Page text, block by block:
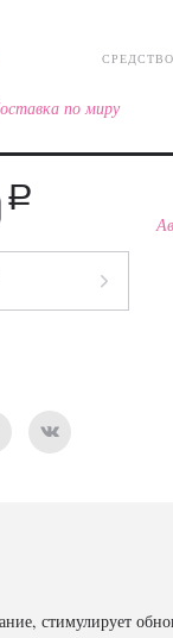
по миру
a
стимулирует